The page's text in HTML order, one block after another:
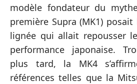
modèle fondateur du
première Supra (MK1) posait
lignée qui allait repousser
performance japonaise.
plus tard, la MK4
références telles que la